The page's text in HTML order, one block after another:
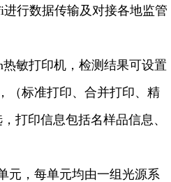
行数据传输及对接各地监管
敏打印机，检测结果可设置
（标准打印、合并打印、精
打印信息包括名样品信息、
元，每单元均由一组光源系